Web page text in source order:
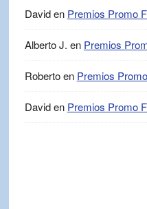
Daviden Premios Promo
Alberto J. en Premios
Robertoen Premios
Daviden Premios Promo